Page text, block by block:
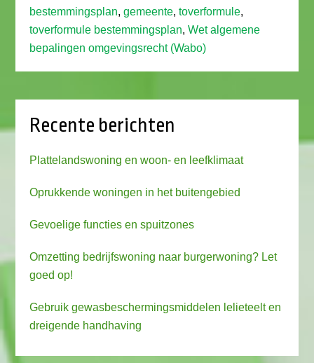
bestemmingsplan,gemeente,toverformule,
toverformule bestemmingsplan,Wet algemene
bepalingen omgevingsrecht (Wabo)
Recente berichten
Plattelandswoning en woon- en leefklimaat
Oprukkende woningen in het buitengebied
Gevoelige functies en spuitzones
Omzetting bedrijfswoning naar burgerwoning? Let
goed op!
Gebruik gewasbeschermingsmiddelen lelieteelt en
dreigende handhaving